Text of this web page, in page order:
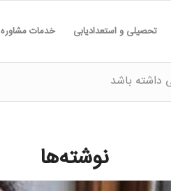
تحصیلی و استعدادیابی خدمات مشاوره
داشته باشد
نوشته‌ها